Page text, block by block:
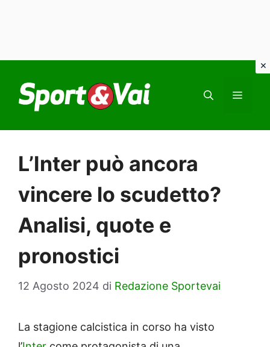
contenuto
L’Inter può ancora
vincere lo scudetto?
Analisi, quote e
pronostici
12 Agosto 2024 di Redazione Sportevai
La stagione calcistica in corso ha visto